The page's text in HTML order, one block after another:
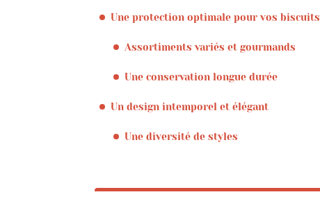
Une protection optimale pour vos biscuits
Assortiments variés et gourmands
Une conservation longue durée
Un design intemporel et élégant
Une diversité de styles